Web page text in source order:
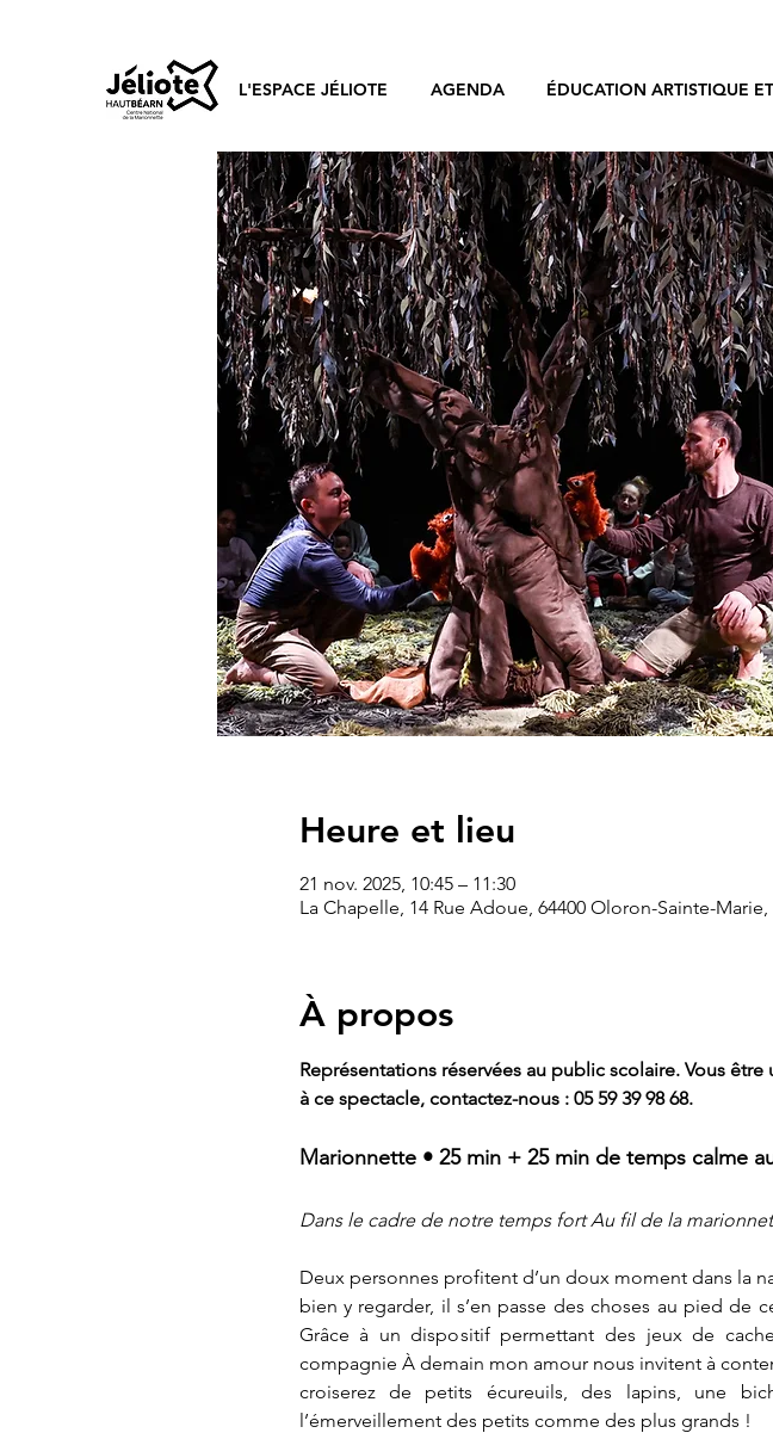
L'ESPACE JÉLIOTE AGENDA ÉDUCATION ARTISTIQUE
Heure et lieu
21 nov. 2025, 10:45 – 11:30
La Chapelle, 14 Rue Adoue, 64400 Oloron-Sainte-Marie,
À propos
Représentations réservées au public scolaire. Vous
à ce spectacle, contactez-nous : 05 59 39 98 68.
Marionnette • 25 min + 25 min de temps calme
Dans le cadre de notre temps fort Au fil de la
Deux personnes profitent d’un doux moment dans la
bien y regarder, il s’en passe des choses au pied de
Grâce à un dispositif permettant des jeux de
compagnie À demain mon amour nous invitent à
croiserez de petits écureuils, des lapins, une
l’émerveillement des petits comme des plus grands !